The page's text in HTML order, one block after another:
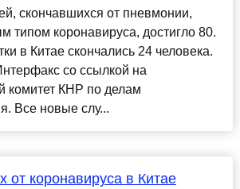
скончавшихся от пневмонии,
типом коронавируса, достигло 80.
в Китае скончались 24 человека.
со ссылкой на
комитет КНР по делам
Все новые слу...
от коронавируса в Китае